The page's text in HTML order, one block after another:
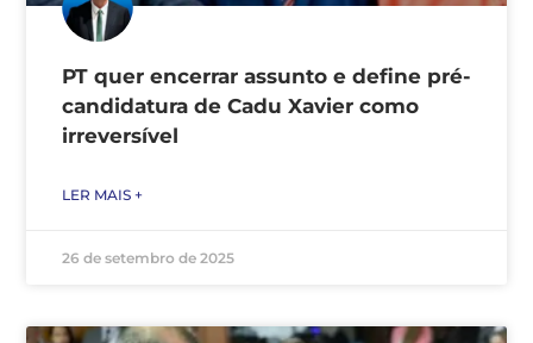
PT quer encerrar assunto e define pré-
candidatura de Cadu Xavier como
irreversível
LER MAIS +
26 de setembro de 2025